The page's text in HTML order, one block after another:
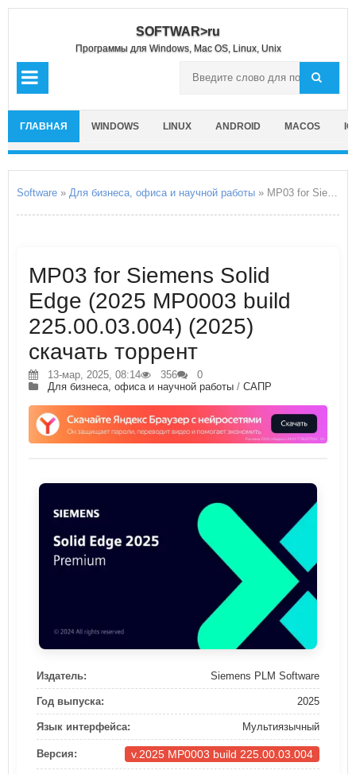
SOFTWAR>ru
Программы для Windows, Mac OS, Linux, Unix
ГЛАВНАЯ WINDOWS LINUX ANDROID MACOS
Software » Для бизнеса, офиса и научной работы » MP03 for Siemens Solid Edge
MP03 for Siemens Solid
Edge (2025 MP0003 build
225.00.03.004) (2025)
скачать торрент
13-мар, 2025, 08:14 356
0
Для бизнеса, офиса и научной работы / САПР
Издатель: Siemens PLM Software
Год выпуска: 2025
Язык интерфейса: Мультиязычный
Версия: v.2025 MP0003 build 225.00.03.004